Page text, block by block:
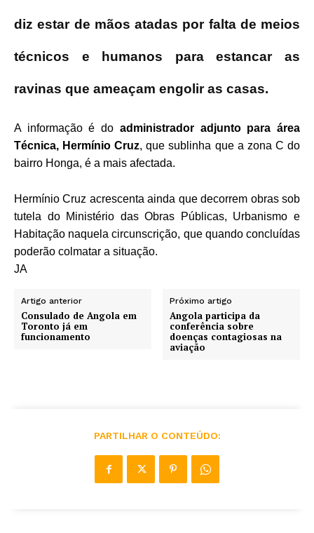
diz estar de mãos atadas por falta de meios
técnicos e humanos para estancar as
ravinas que ameaçam engolir as casas.
A informação é do administrador adjunto para área
Técnica, Hermínio Cruz, que sublinha que a zona C do
bairro Honga, é a mais afectada.
Hermínio Cruz acrescenta ainda que decorrem obras sob
tutela do Ministério das Obras Públicas, Urbanismo e
Habitação naquela circunscrição, que quando concluídas
poderão colmatar a situação.
JA
Artigo anterior
Consulado de Angola em
Toronto já em
funcionamento
Próximo artigo
Angola participa da
conferência sobre
doenças contagiosas na
aviação
PARTILHAR O CONTEÚDO: